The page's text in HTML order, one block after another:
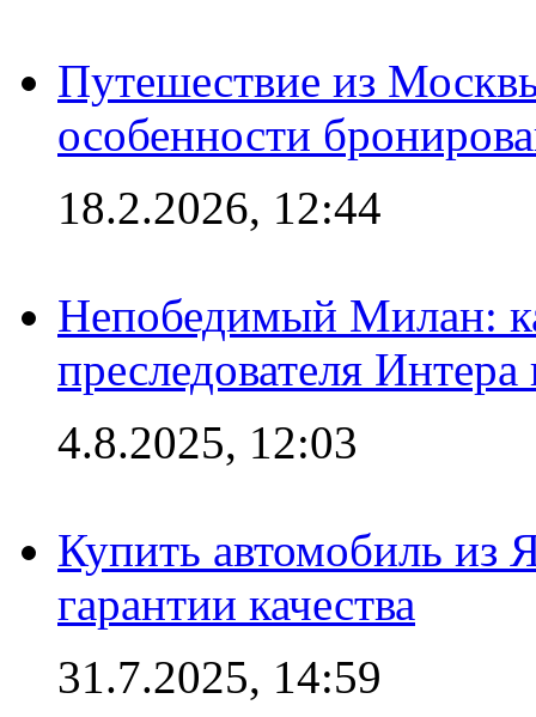
Путешествие из
особенности
18.2.2026, 12:44
Непобедимый Милан:
преследователя
4.8.2025, 12:03
Купить автомобиль из
гарантии качества
31.7.2025, 14:59